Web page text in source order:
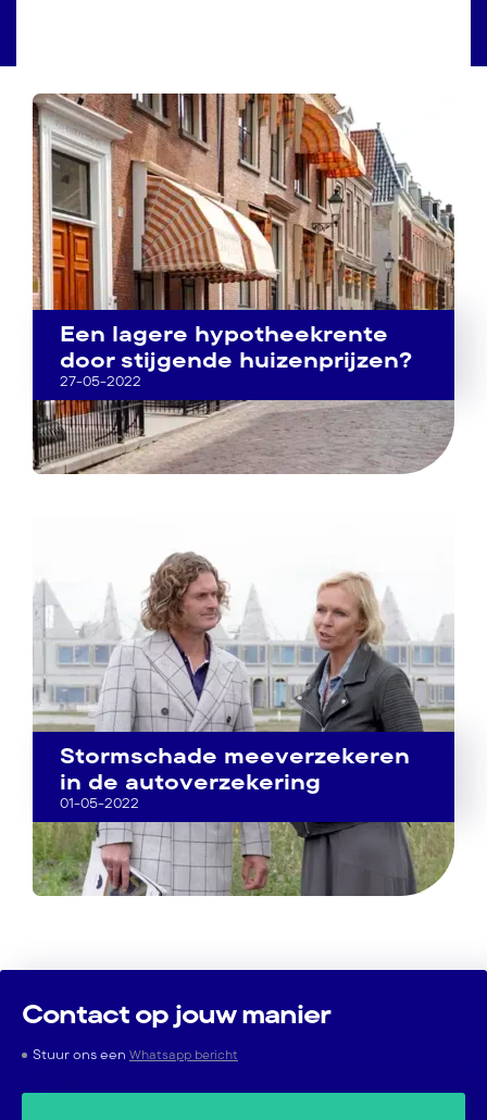
Een lagere hypotheekrente
door stijgende huizenprijzen?
27-05-2022
Stormschade meeverzekeren
in de autoverzekering
01-05-2022
Contact op jouw manier
Stuur ons een Whatsapp bericht